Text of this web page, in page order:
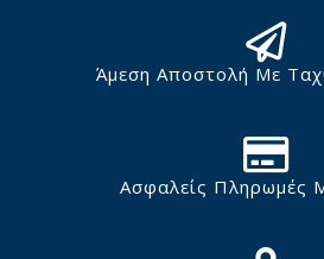
Άμεση Αποστολή Με
Ασφαλείς Πληρωμές